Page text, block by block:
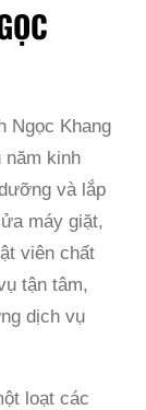
Ngọc Khang
năm kinh
và lắp
máy giặt,
viên chất
tận tâm,
dịch vụ
loạt các